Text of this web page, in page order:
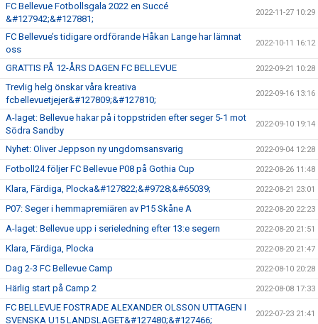
FC Bellevue Fotbollsgala 2022 en Succé
&#127942;&#127881;
2022-11-27 10:29
FC Bellevue’s tidigare ordförande Håkan Lange har lämnat
oss
2022-10-11 16:12
GRATTIS PÅ 12-ÅRS DAGEN FC BELLEVUE 2022-09-21 10:28
Trevlig helg önskar våra kreativa
fcbellevuetjejer&#127809;&#127810;
2022-09-16 13:16
A-laget: Bellevue hakar på i toppstriden efter seger 5-1 mot
Södra Sandby
2022-09-10 19:14
Nyhet: Oliver Jeppson ny ungdomsansvarig 2022-09-04 12:28
Fotboll24 följer FC Bellevue P08 på Gothia Cup 2022-08-26 11:48
Klara, Färdiga, Plocka&#127822;&#9728;&#65039; 2022-08-21 23:01
P07: Seger i hemmapremiären av P15 Skåne A 2022-08-20 22:23
A-laget: Bellevue upp i serieledning efter 13:e segern 2022-08-20 21:51
Klara, Färdiga, Plocka 2022-08-20 21:47
Dag 2-3 FC Bellevue Camp 2022-08-10 20:28
Härlig start på Camp 2 2022-08-08 17:33
FC BELLEVUE FOSTRADE ALEXANDER OLSSON UTTAGEN I
SVENSKA U15 LANDSLAGET&#127480;&#127466;
2022-07-23 21:41